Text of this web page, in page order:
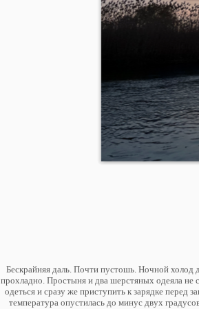
Бескрайняя даль. Почти пустошь. Ночной холод
прохладно. Простыня и два шерстяных одеяла не
одеться и сразу же приступить к зарядке перед
температура опустилась до минус двух